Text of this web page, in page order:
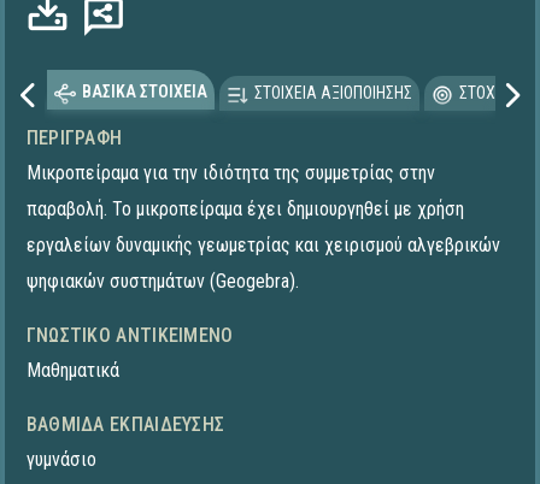
ΒΑΣΙΚΑ ΣΤΟΙΧΕΙΑ ΣΤΟΙΧΕΙΑ ΑΞΙΟΠΟΙΗΣΗΣ
ΠΕΡΙΓΡΑΦΉ
Μικροπείραμα για την ιδιότητα της συμμετρίας στην
παραβολή. To μικροπείραμα έχει δημιουργηθεί με χρήση
εργαλείων δυναμικής γεωμετρίας και χειρισμού αλγεβρικών
ψηφιακών συστημάτων (Geogebra).
ΓΝΩΣΤΙΚΌ ΑΝΤΙΚΕΊΜΕΝΟ
Μαθηματικά
ΒΑΘΜΊΔΑ ΕΚΠΑΊΔΕΥΣΗΣ
γυμνάσιο